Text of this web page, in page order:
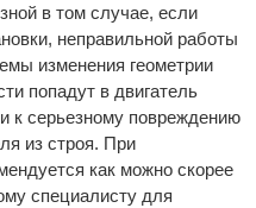
в том случае, если
неправильной работы
изменения геометрии
попадут в двигатель
к серьезному повреждению
из строя. При
как можно скорее
специалисту для